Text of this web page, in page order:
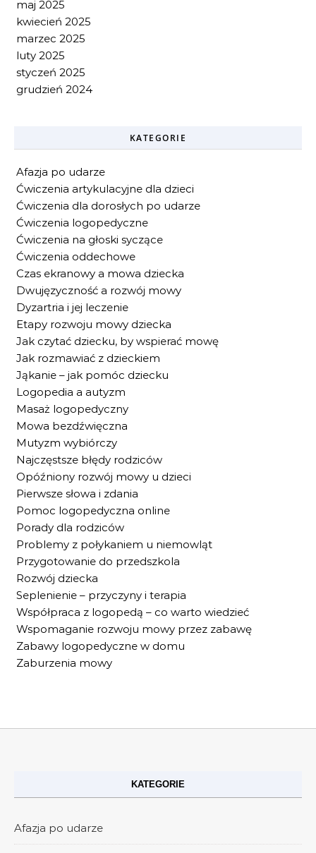
maj 2025
kwiecień 2025
marzec 2025
luty 2025
styczeń 2025
grudzień 2024
KATEGORIE
Afazja po udarze
Ćwiczenia artykulacyjne dla dzieci
Ćwiczenia dla dorosłych po udarze
Ćwiczenia logopedyczne
Ćwiczenia na głoski syczące
Ćwiczenia oddechowe
Czas ekranowy a mowa dziecka
Dwujęzyczność a rozwój mowy
Dyzartria i jej leczenie
Etapy rozwoju mowy dziecka
Jak czytać dziecku, by wspierać mowę
Jak rozmawiać z dzieckiem
Jąkanie – jak pomóc dziecku
Logopedia a autyzm
Masaż logopedyczny
Mowa bezdźwięczna
Mutyzm wybiórczy
Najczęstsze błędy rodziców
Opóźniony rozwój mowy u dzieci
Pierwsze słowa i zdania
Pomoc logopedyczna online
Porady dla rodziców
Problemy z połykaniem u niemowląt
Przygotowanie do przedszkola
Rozwój dziecka
Seplenienie – przyczyny i terapia
Współpraca z logopedą – co warto wiedzieć
Wspomaganie rozwoju mowy przez zabawę
Zabawy logopedyczne w domu
Zaburzenia mowy
KATEGORIE
Afazja po udarze